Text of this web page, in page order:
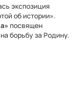
экспозиция
об истории».
посвящен
борьбу за Родину.